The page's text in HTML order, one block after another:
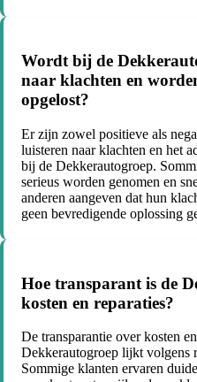
Wordt bij de
naar klachten en
opgelost?
Er zijn zowel positieve als
luisteren naar klachten en het
bij de Dekkerautogroep.
serieus worden genomen en
anderen aangeven dat hun
geen bevredigende oplossing
Hoe transparant is de
kosten en reparaties?
De transparantie over kosten
Dekkerautogroep lijkt volgens
Sommige klanten ervaren